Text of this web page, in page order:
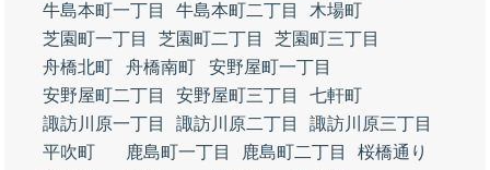
牛島本町一丁目
牛島本町二丁目
木場町
芝園町一丁目
芝園町二丁目
芝園町三丁目
舟橋北町
舟橋南町
安野屋町一丁目
安野屋町二丁目
安野屋町三丁目
七軒町
諏訪川原一丁目
諏訪川原二丁目
諏訪川原三丁目
平吹町
鹿島町一丁目 鹿島町二丁目
桜橋通り